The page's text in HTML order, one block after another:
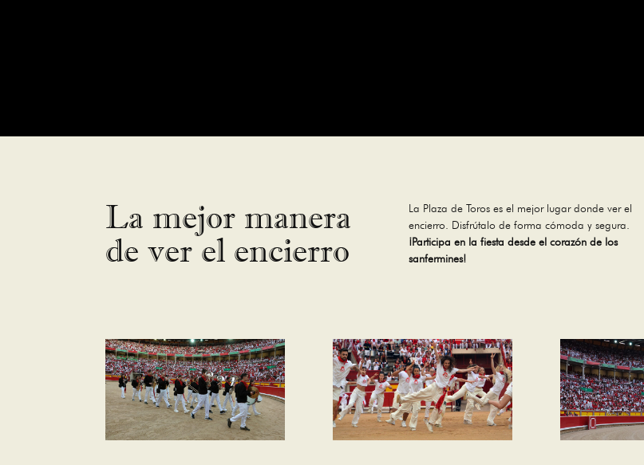
La mejor manera
de ver el encierro
La Plaza de Toros es el mejor lugar donde ver el
encierro. Disfrútalo de forma cómoda y segura.
¡Participa en la fiesta desde el corazón de los
sanfermines!